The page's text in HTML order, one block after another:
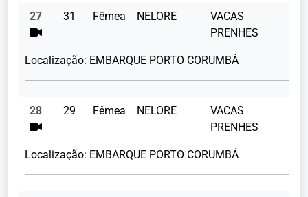
27 31 Fêmea NELORE
VACAS
PRENHES
Localização: EMBARQUE PORTO CORUMBÁ
28 29 Fêmea NELORE
VACAS
PRENHES
Localização: EMBARQUE PORTO CORUMBÁ